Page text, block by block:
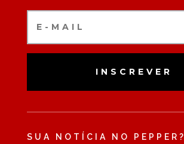
INSCREVER
SUA NOTÍCIA NO PEPPER?